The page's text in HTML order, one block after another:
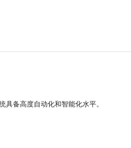
具备高度自动化和智能化水平。